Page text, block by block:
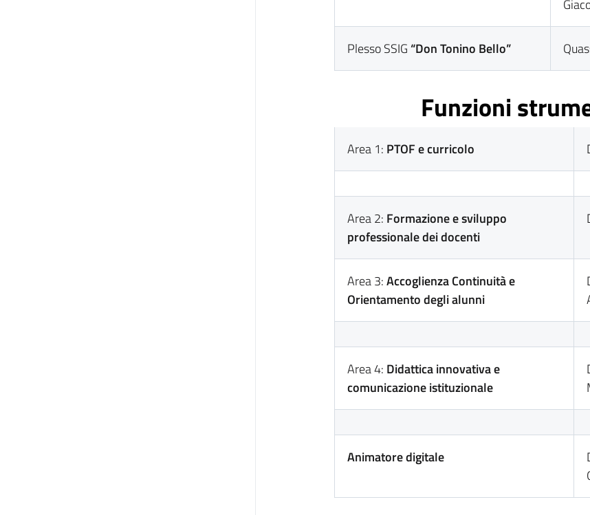
Plesso SSIG “Don Tonino Bello”
Funzioni
Area 1: PTOF e curricolo
Area 2: Formazione e sviluppo
professionale dei docenti
Area 3:AccoglienzaContinuità e
Orientamento degli alunni
Area 4: Didattica innovativa e
comunicazione istituzionale
Animatore digitale